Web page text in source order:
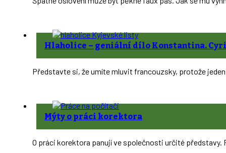
Hlaholice –⁠ geniální dílo Konstantina.
Představte si, že umíte mluvit francouzsky, protože
Mýty o práci korektora
O práci korektora panují ve společnosti určité